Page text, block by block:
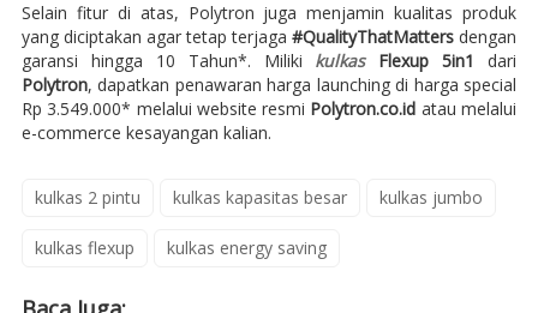
Selain fitur di atas, Polytron juga menjamin kualitas produk
yang diciptakan agar tetap terjaga#QualityThatMatters dengan
garansi hingga 10 Tahun*. Miliki kulkas Flexup 5in1
dari
Polytron, dapatkan penawaran harga launching di harga special
Rp 3.549.000* melalui website resmi Polytron.co.id atau melalui
e-commerce kesayangan kalian.
kulkas 2 pintu kulkas kapasitas besar kulkas jumbo
kulkas flexup kulkas energy saving